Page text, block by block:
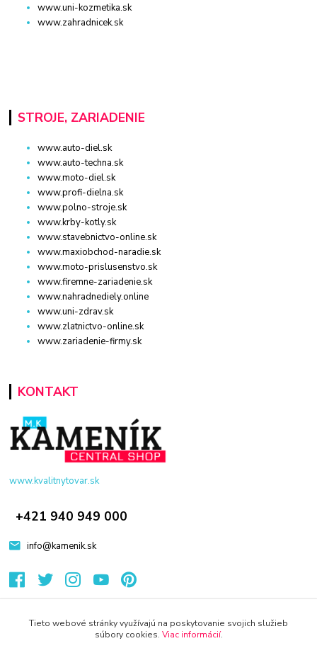
www.uni-kozmetika.sk
www.zahradnicek.sk
STROJE, ZARIADENIE
www.auto-diel.sk
www.auto-techna.sk
www.moto-diel.sk
www.profi-dielna.sk
www.polno-stroje.sk
www.krby-kotly.sk
www.stavebnictvo-online.sk
www.maxiobchod-naradie.sk
www.moto-prislusenstvo.sk
www.firemne-zariadenie.sk
www.nahradnediely.online
www.uni-zdrav.sk
www.zlatnictvo-online.sk
www.zariadenie-firmy.sk
KONTAKT
www.kvalitnytovar.sk
+421 940 949 000
info@kamenik.sk
Tieto webové stránky využívajú na poskytovanie svojich služieb
súbory cookies. Viac informácií.